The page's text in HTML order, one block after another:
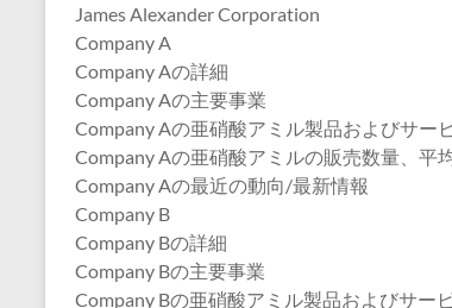
James Alexander Corporation
Company A
Company Aの詳細
Company Aの主要事業
Company Aの亜硝酸アミル製品およびサー
Company Aの亜硝酸アミルの販売数量、平
Company Aの最近の動向/最新情報
Company B
Company Bの詳細
Company Bの主要事業
Company Bの亜硝酸アミル製品およびサー